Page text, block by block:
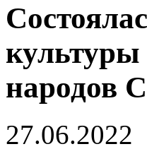
народов
27.06.2022